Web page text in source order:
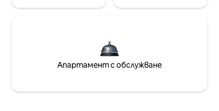
Апартамент с обслужване